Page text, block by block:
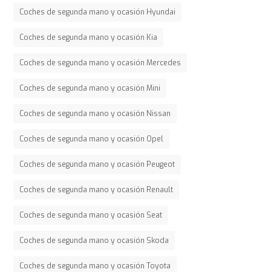
Coches de segunda mano y ocasión Hyundai
Coches de segunda mano y ocasión Kia
Coches de segunda mano y ocasión Mercedes
Coches de segunda mano y ocasión Mini
Coches de segunda mano y ocasión Nissan
Coches de segunda mano y ocasión Opel
Coches de segunda mano y ocasión Peugeot
Coches de segunda mano y ocasión Renault
Coches de segunda mano y ocasión Seat
Coches de segunda mano y ocasión Skoda
Coches de segunda mano y ocasión Toyota